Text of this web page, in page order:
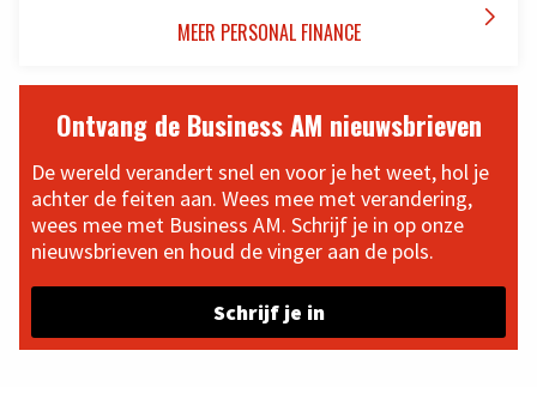
MEER PERSONAL FINANCE 
Ontvang de Business AM nieuwsbrieven
De wereld verandert snel en voor je het weet, hol je
achter de feiten aan. Wees mee met verandering,
wees mee met Business AM. Schrijf je in op onze
nieuwsbrieven en houd de vinger aan de pols.
Schrijf je in